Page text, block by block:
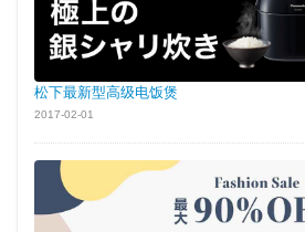
松下最新型高级电饭煲
2017-02-01